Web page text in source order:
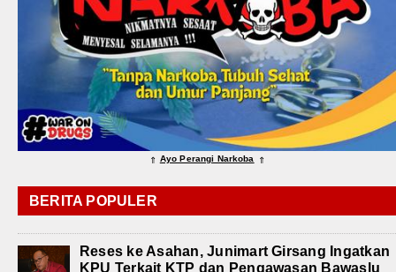
⇑ Ayo Perangi Narkoba ⇑
BERITA POPULER
Reses ke Asahan, Junimart Girsang Ingatkan
KPU Terkait KTP dan Pengawasan Bawaslu